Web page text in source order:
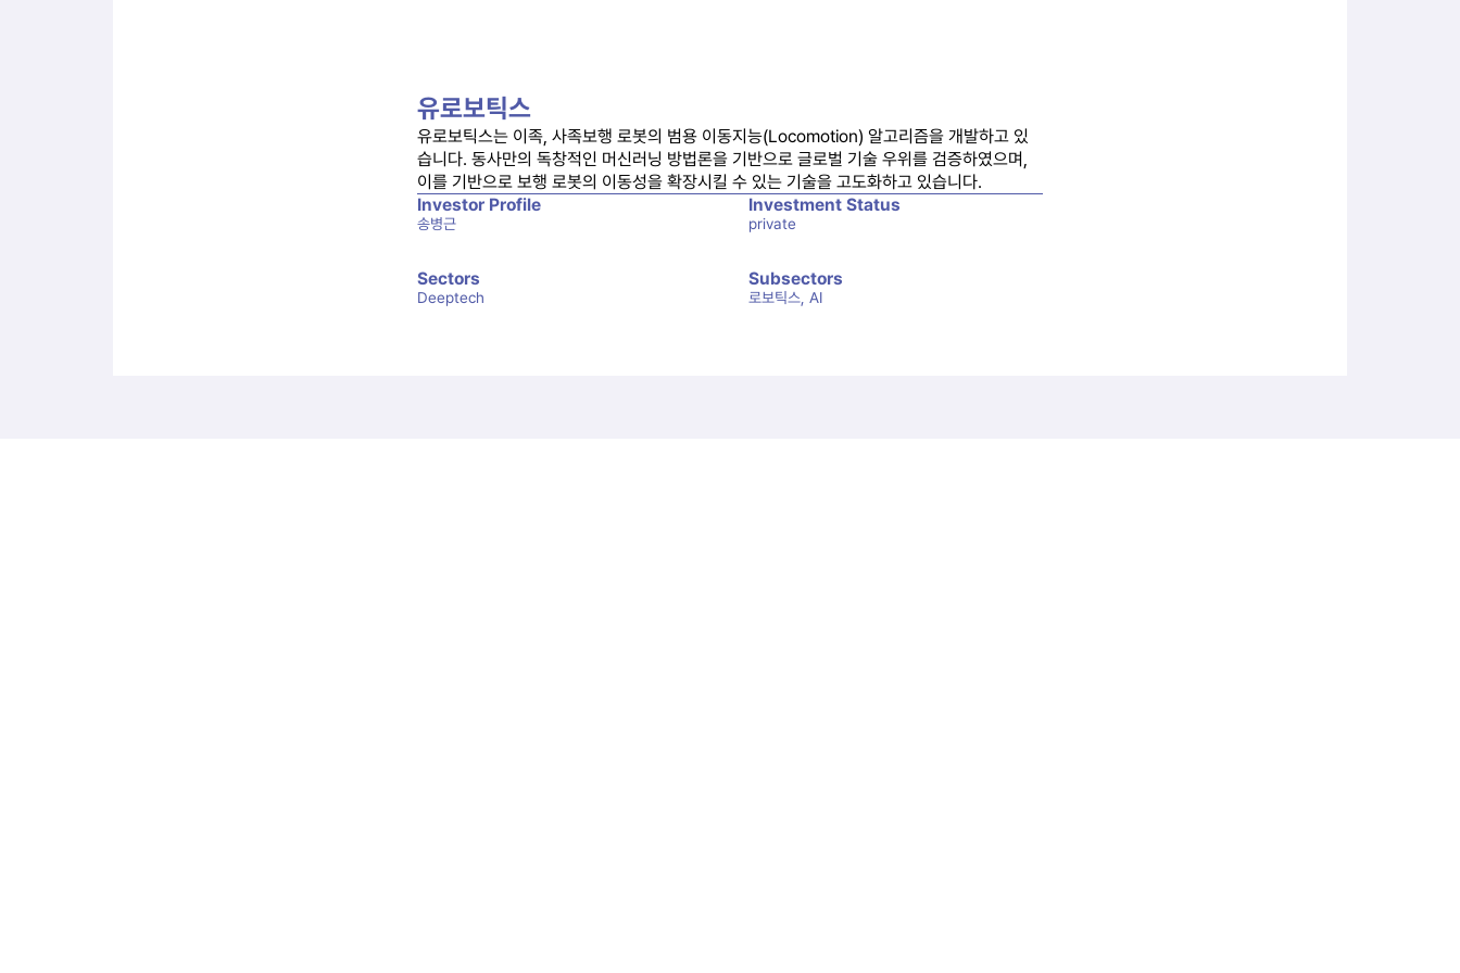
유로보틱스
유로보틱스는 이족, 사족보행 로봇의 범용 이동지능(Locomotion) 알고리즘을 개발하고 있
습니다. 동사만의 독창적인 머신러닝 방법론을 기반으로 글로벌 기술 우위를 검증하였으며,
이를 기반으로 보행 로봇의 이동성을 확장시킬 수 있는 기술을 고도화하고 있습니다.
Investor Profile
송병근
Investment Status
private
Sectors
Deeptech
Subsectors
로보틱스, AI